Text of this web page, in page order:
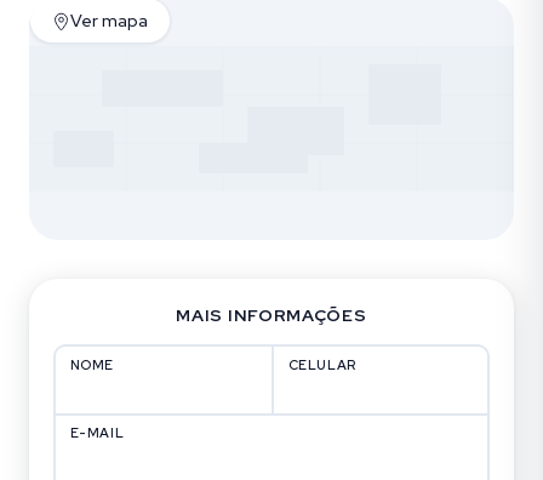
Ver mapa
MAIS INFORMAÇÕES
NOME CELULAR
E-MAIL